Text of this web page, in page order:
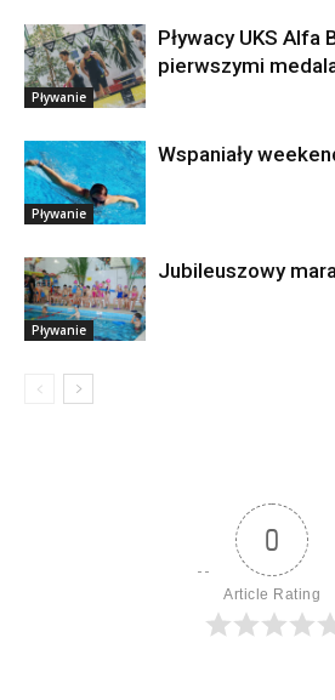
Pływanie
Pływacy UKS Alfa
pierwszymi
Pływanie
Wspaniały
Pływanie
Jubileuszowy
0
Article Rating